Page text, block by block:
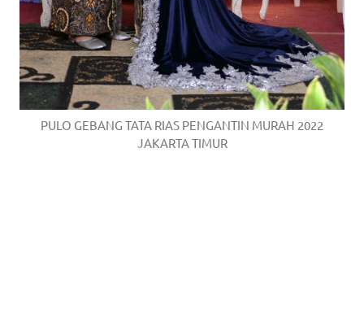
PULO GEBANG TATA RIAS PENGANTIN MURAH 2022
JAKARTA TIMUR